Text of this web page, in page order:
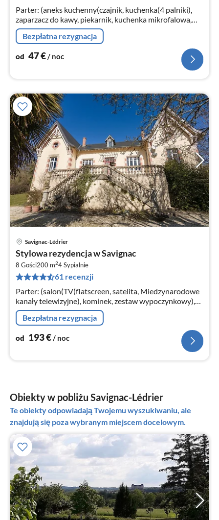
Parter: (aneks kuchenny(czajnik, kuchenka(4 palniki),
zaparzacz do kawy, piekarnik, kuchenka mikrofalowa,
lodówko-zamrażarka)
Bezpłatna rezygnacja
od 47€/ noc
Savignac-Lédrier
Stylowa rezydencja w Savignac
8 Gości200 m24Sypialnie
61 recenzji
Parter: (salon(TV(flatscreen, satelita, Miedzynarodowe
kanały telewizyjne), kominek, zestaw wypoczynkowy),
jadalnia(stół jadalniany), kuchnia(stół jadalniany(8
osoby), piec(drewno)
Bezpłatna rezygnacja
od 193€/ noc
Obiekty w pobliżu Savignac-Lédrier
Te obiekty odpowiadają Twojemu wyszukiwaniu, ale
znajdują się poza wybranym miejscem docelowym.